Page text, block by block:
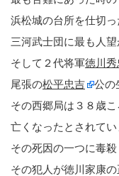
浜松城の台所を仕切っ
三河武士団に最も人望
そして２代将軍徳川秀
尾張の松平忠吉
公の
その西郷局は３８歳こ
亡くなったとされてい
その死因の一つに毒殺
その犯人が徳川家康